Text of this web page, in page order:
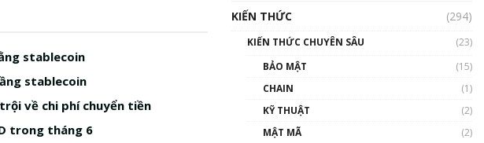
stablecoin
stablecoin
về chi phí chuyển tiền
trong tháng 6
nhân vật ảnh hưởng nhất
hệ sinh thái tiền mã hoá |
KIẾN THỨC
(294)
KIẾN THỨC CHUYÊN SÂU
(23)
BẢO MẬT
(15)
CHAIN
(1)
KỸ THUẬT
(2)
MẬT MÃ
(2)